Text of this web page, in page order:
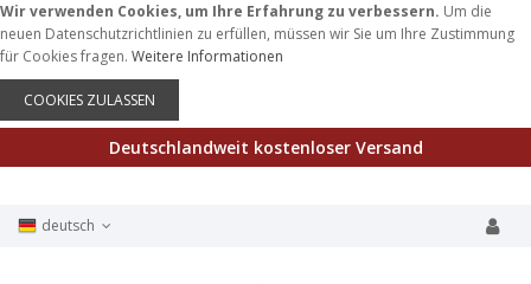
Wir verwenden Cookies, um Ihre Erfahrung zu verbessern. Um die
neuen Datenschutzrichtlinien zu erfüllen, müssen wir Sie um Ihre Zustimmung
für Cookies fragen. Weitere Informationen
COOKIES ZULASSEN
Deutschlandweit kostenloser Versand
deutsch